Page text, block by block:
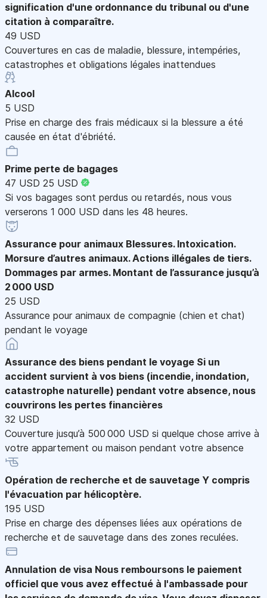
signification d'une ordonnance du tribunal ou d'une
citation à comparaître.
49 USD
Couvertures en cas de maladie, blessure, intempéries,
catastrophes et obligations légales inattendues
Alcool
5 USD
Prise en charge des frais médicaux si la blessure a été
causée en état d'ébriété.
Prime perte de bagages
47 USD 25 USD
Si vos bagages sont perdus ou retardés, nous vous
verserons 1 000 USD dans les 48 heures.
Assurance pour animaux Blessures. Intoxication.
Morsure d’autres animaux. Actions illégales de tiers.
Dommages par armes. Montant de l’assurance jusqu’à
2 000 USD
25 USD
Assurance pour animaux de compagnie (chien et chat)
pendant le voyage
Assurance des biens pendant le voyage Si un
accident survient à vos biens (incendie, inondation,
catastrophe naturelle) pendant votre absence, nous
couvrirons les pertes financières
32 USD
Couverture jusqu’à 500 000 USD si quelque chose arrive à
votre appartement ou maison pendant votre absence
Opération de recherche et de sauvetage Y compris
l'évacuation par hélicoptère.
195 USD
Prise en charge des dépenses liées aux opérations de
recherche et de sauvetage dans des zones reculées.
Annulation de visa Nous remboursons le paiement
officiel que vous avez effectué à l'ambassade pour